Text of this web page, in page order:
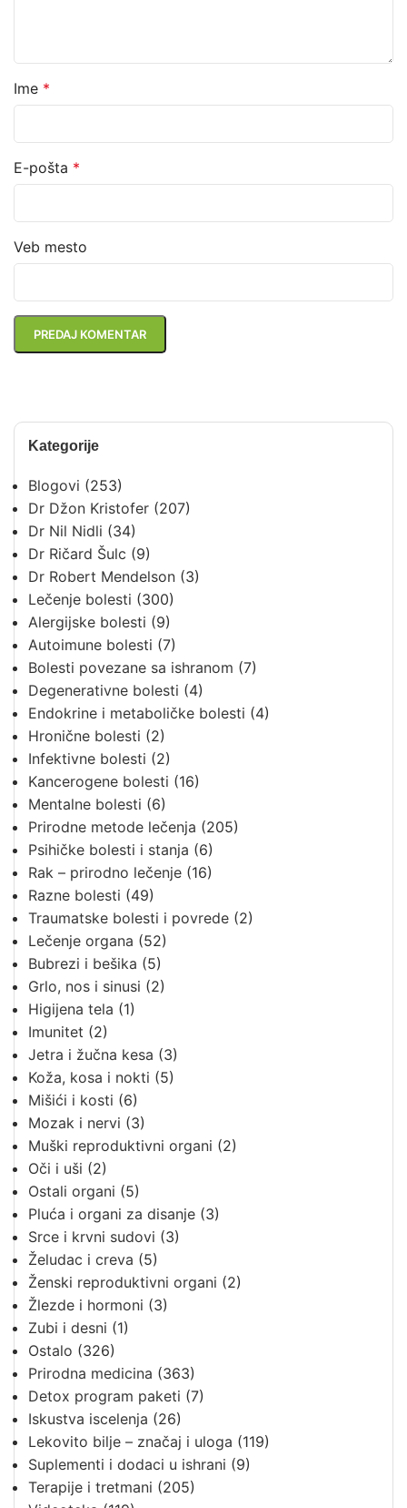
Kategorije
Blogovi (253)
Dr Džon Kristofer (207)
Dr Nil Nidli (34)
Dr Ričard Šulc (9)
Dr Robert Mendelson (3)
Lečenje bolesti (300)
Alergijske bolesti (9)
Autoimune bolesti (7)
Bolesti povezane sa ishranom (7)
Degenerativne bolesti (4)
Endokrine i metaboličke bolesti (4)
Hronične bolesti (2)
Infektivne bolesti (2)
Kancerogene bolesti (16)
Mentalne bolesti (6)
Prirodne metode lečenja (205)
Psihičke bolesti i stanja (6)
Rak – prirodno lečenje (16)
Razne bolesti (49)
Traumatske bolesti i povrede (2)
Lečenje organa (52)
Bubrezi i bešika (5)
Grlo, nos i sinusi (2)
Higijena tela (1)
Imunitet (2)
Jetra i žučna kesa (3)
Koža, kosa i nokti (5)
Mišići i kosti (6)
Mozak i nervi (3)
Muški reproduktivni organi (2)
Oči i uši (2)
Ostali organi (5)
Pluća i organi za disanje (3)
Srce i krvni sudovi (3)
Želudac i creva (5)
Ženski reproduktivni organi (2)
Žlezde i hormoni (3)
Zubi i desni (1)
Ostalo (326)
Prirodna medicina (363)
Detox program paketi (7)
Iskustva iscelenja (26)
Lekovito bilje – značaj i uloga (119)
Suplementi i dodaci u ishrani (9)
Terapije i tretmani (205)
Ime *
E-pošta *
Veb mesto